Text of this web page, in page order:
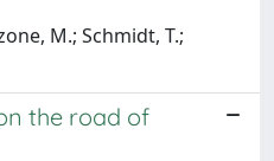
M.; Schmidt, T.;
the road of